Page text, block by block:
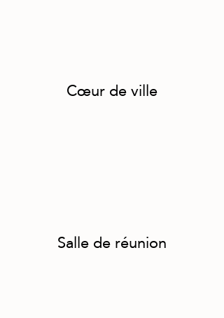
Cœur de ville
Salle de réunion